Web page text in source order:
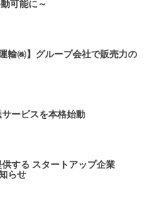
可能に～
輸㈱】グループ会社で販売力の
ービスを本格始動
する スタートアップ企業
らせ